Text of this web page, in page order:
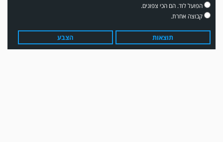
הפועל לוד. הם הכי צפונים.
קבוצה אחרת.
תוצאות הצבע